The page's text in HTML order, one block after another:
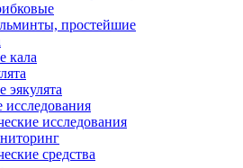
простейшие
кала
эякулята
исследования
исследования
средства